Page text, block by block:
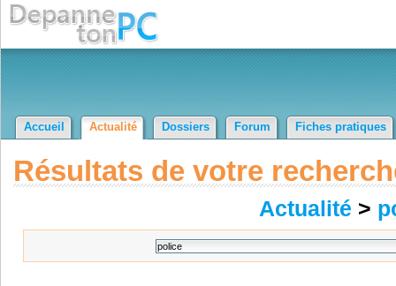
Accueil Actualité Dossiers Forum Fiches pratiques
Résultats de votre
Actualité >